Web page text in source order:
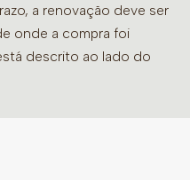
a renovação deve ser
onde a compra foi
descrito ao lado do